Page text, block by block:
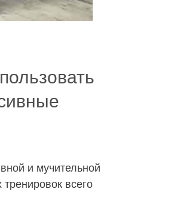
и мучительной
всего